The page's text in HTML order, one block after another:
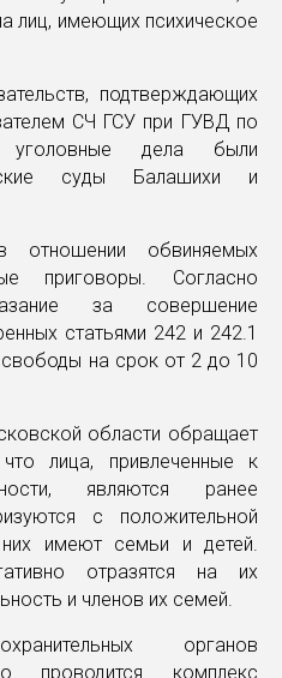
лиц, имеющих психическое
подтверждающих
СЧ ГСУ при ГУВД по
уголовные дела были
суды Балашихи и
обвиняемых
приговоры. Согласно
за совершение
статьями 242 и 242.1
на срок от 2 до 10
области обращает
лица, привлеченные к
являются ранее
с положительной
имеют семьи и детей.
отразятся на их
и членов их семей.
органов
проводится комплекс